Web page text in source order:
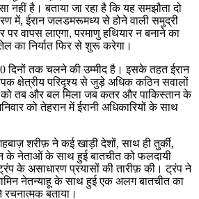
नहीं है। बताया जा रहा है कि यह समझौता दो
में, ईरान जलडमरूमध्य से होने वाली समुद्री
पर वापस लाएगा, परमाणु हथियार न बनाने का
का निर्यात फिर से शुरू करेगा।
दिनों तक चलने की उम्मीद है। इसके तहत ईरान
क्षेत्रीय परिदृश्य से जुड़े अधिक कठिन सवालों
को तब और बल मिला जब कतर और पाकिस्तान के
को तेहरान में ईरानी अधिकारियों के साथ
शरीफ़ ने कई खाड़ी देशों, साथ ही तुर्की,
के नेताओं के साथ हुई बातचीत को फलदायी
के असाधारण प्रयासों की तारीफ़ की। ट्रंप ने
नेतन्याहू के साथ हुई एक अलग बातचीत का
बताया।